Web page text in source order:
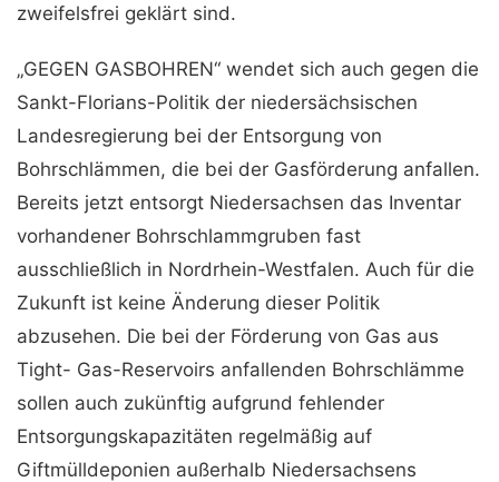
zweifelsfrei geklärt sind.
„GEGEN GASBOHREN“ wendet sich auch gegen die
Sankt-Florians-Politik der niedersächsischen
Landesregierung bei der Entsorgung von
Bohrschlämmen, die bei der Gasförderung anfallen.
Bereits jetzt entsorgt Niedersachsen das Inventar
vor­handener Bohrschlammgruben fast
ausschließlich in Nordrhein-Westfalen. Auch für die
Zukunft ist keine Änderung dieser Politik
abzusehen. Die bei der Förderung von Gas aus
Tight- Gas-Reservoirs anfallenden Bohrschlämme
sollen auch zukünftig aufgrund fehlender
Entsorgungskapazitäten regelmäßig auf
Giftmülldeponien außerhalb Niedersachsens